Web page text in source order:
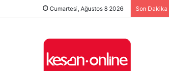
Cumartesi, Ağustos 8 2026 Son Dakika